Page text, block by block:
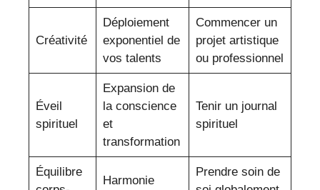
Créativité
Déploiement
exponentiel de
vos talents
Commencer un
projet artistique
ou professionnel
Éveil
spirituel
Expansion de
la conscience
et
transformation
Tenir un journal
spirituel
Équilibre
Harmonie
Prendre soin de